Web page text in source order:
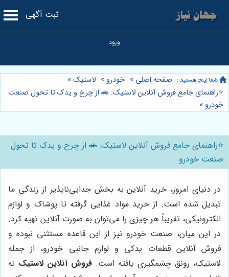
ثبت آگهی
صفحه اصلی » خودرو » لاستیک»
⭐️راهنمای جامع فروش آنلاین لاستیک: 🚗 از چرخ و یدک تا تحول صنعت
خودرو »
⭐️راهنمای جامع فروش آنلاین لاستیک: 🚗 از چرخ و یدک تا تحول
صنعت خودرو
در دنیای امروز، خرید آنلاین به بخش جدایی‌ناپذیر از زندگی ما
تبدیل شده است. از خرید مواد غذایی گرفته تا پوشاک و لوازم
الکترونیکی، تقریباً هر چیزی را می‌توان به صورت آنلاین تهیه کرد.
در این میان، صنعت خودرو نیز از این قاعده مستثنی نبوده و
فروش آنلاین قطعات یدکی و لوازم جانبی خودرو، از جمله
لاستیک، رونق چشمگیری یافته است. فروش آنلاین لاستیک نه